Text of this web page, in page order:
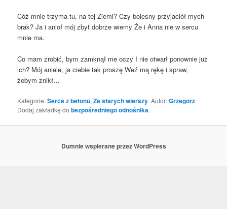
Cóż mnie trzy­ma tu, na tej Zie­mi? Czy bole­sny przy­ja­ciół mych
brak? Ja i anioł mój zbyt dobrze wie­my Że i Anna nie w ser­cu
mnie ma.
Co mam zro­bić, bym zamknął me oczy I nie otwarł ponow­nie już
ich? Mój anie­le, ja cie­bie tak pro­szę Weź mą rękę i spraw,
żebym znikł…
Kategorie:Serce z betonu,Ze starych wierszy. Autor:Grzegorz.
Dodaj zakładkę dobezpośredniego odnośnika.
Dumnie wspierane przez WordPress